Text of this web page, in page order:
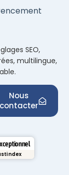
SEO,
multilingue,
Nous
contacter